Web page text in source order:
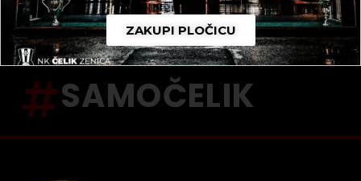
SAMOČELIK
ZAKUPI PLOČICU